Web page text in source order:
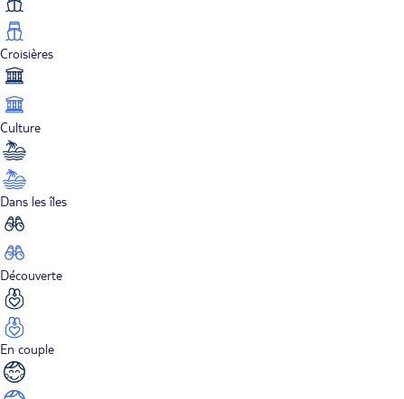
Croisières
Culture
Dans les îles
Découverte
En couple